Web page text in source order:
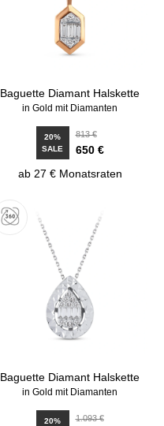
Baguette Diamant Halskette
in Gold mit Diamanten
20%
SALE
813 €
650 €
ab 27 € Monatsraten
Baguette Diamant Halskette
in Gold mit Diamanten
20%
1.093 €